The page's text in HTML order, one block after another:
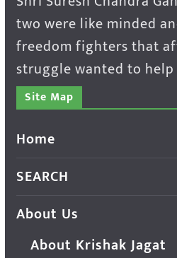
two were like minded
freedom fighters that
struggle wanted to
Site Map
Home
SEARCH
About Us
About Krishak Jagat